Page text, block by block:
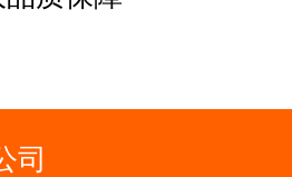
司